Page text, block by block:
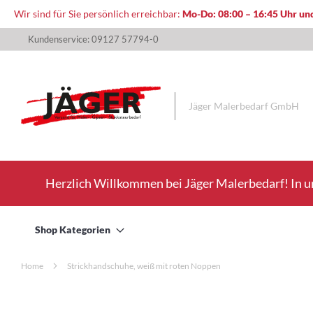
Wir sind für Sie persönlich erreichbar: Mo-Do: 08:00 – 16:45 Uhr
zum
Kundenservice: 09127 57794-0
Jäger Malerbedarf GmbH
Herzlich Willkommen bei Jäger Malerbedarf! In
Shop Kategorien
Home Strickhandschuhe, weiß mit roten Noppen